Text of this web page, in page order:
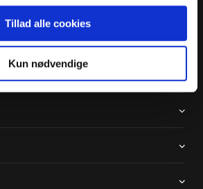
Tillad alle cookies
Kun nødvendige